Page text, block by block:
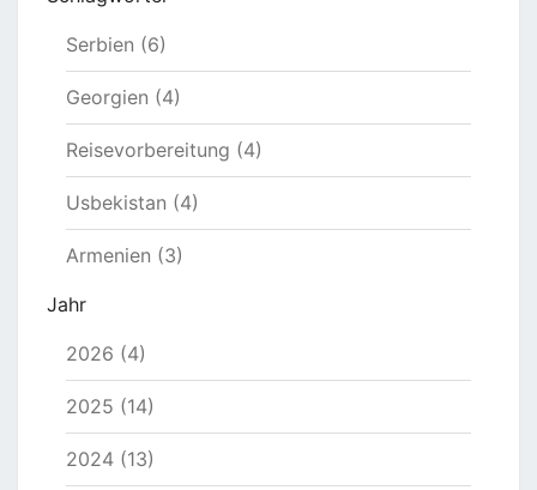
Serbien (6)
Georgien (4)
Reisevorbereitung (4)
Usbekistan (4)
Armenien (3)
Jahr
2026 (4)
2025 (14)
2024 (13)